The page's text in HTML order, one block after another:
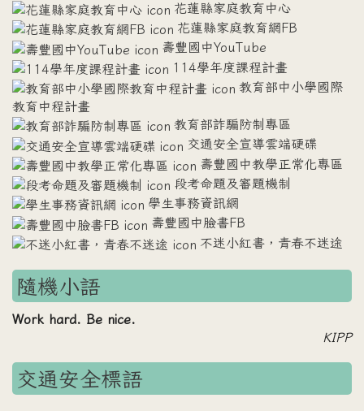
花蓮縣家庭教育中心
花蓮縣家庭教育網FB
壽豐國中YouTube
114學年度課程計畫
教育部中小學國際
教育中程計畫
教育部詐騙防制專區
交通安全宣導雲端硬碟
壽豐國中教學正常化專區
段考命題及審題機制
學生事務資訊網
壽豐國中臉書FB
不迷小紅書，青春不迷途
隨機小語
Work hard. Be nice.
KIPP
交通安全標語